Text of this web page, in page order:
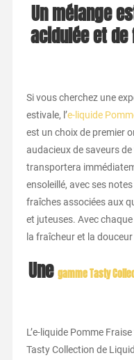
Un mélange
acidulée et
Si vous cherchez une
estivale, l’e-liquide
est un choix de premier
audacieux de saveurs
transportera
ensoleillé, avec ses
fraîches associées aux
et juteuses. Avec
la fraîcheur et la
Une gamme Tasty
L’e-liquide Pomme
Tasty Collection de